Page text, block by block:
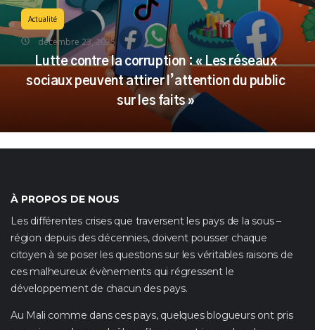
Actualité
décembre 23, 2025
Lutte contre la corruption : « Les réseaux
sociaux peuvent attirer l’attention du public
sur les faits »
À PROPOS DE NOUS
Les différentes crises que traversent les pays de la sous –
région depuis des décennies, doivent pousser chaque
citoyen à se poser les questions sur les véritables raisons de
ces malheureux évènements qui régressent le
développement de chacun des pays.